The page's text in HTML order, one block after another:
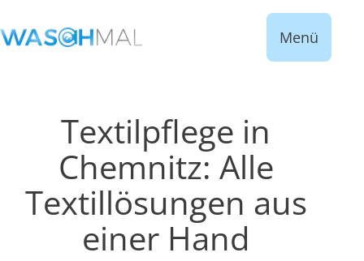
Menü
Textilpflege in
Chemnitz: Alle
Textillösungen aus
einer Hand